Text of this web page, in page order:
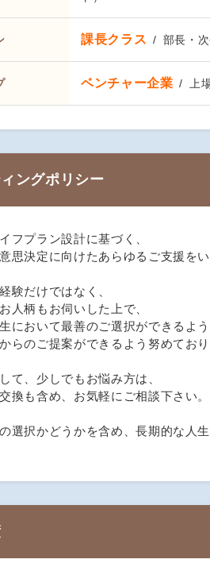
課長クラス 部長・
ベンチャー企業 上
ングポリシー
フプラン設計に基づく、
思決定に向けたあらゆるご支援をい
験だけではなく、
人柄もお伺いした上で、
において最善のご選択ができるよう
らのご提案ができるよう努めており
て、少しでもお悩み方は、
換も含め、お気軽にご相談下さい。
選択かどうかを含め、長期的な人